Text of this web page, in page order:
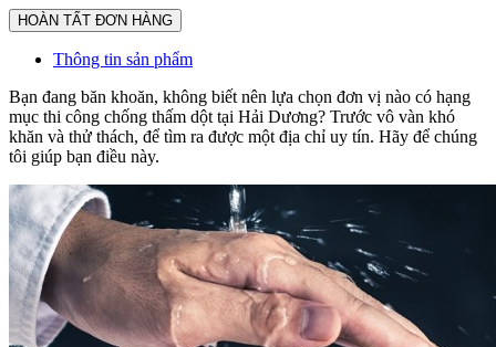
Thông tin sản phẩm
Bạn đang băn khoăn, không biết nên lựa chọn đơn vị nào có hạng
mục thi công chống thấm dột tại Hải Dương? Trước vô vàn khó
khăn và thử thách, để tìm ra được một địa chỉ uy tín. Hãy để chúng
tôi giúp bạn điều này.